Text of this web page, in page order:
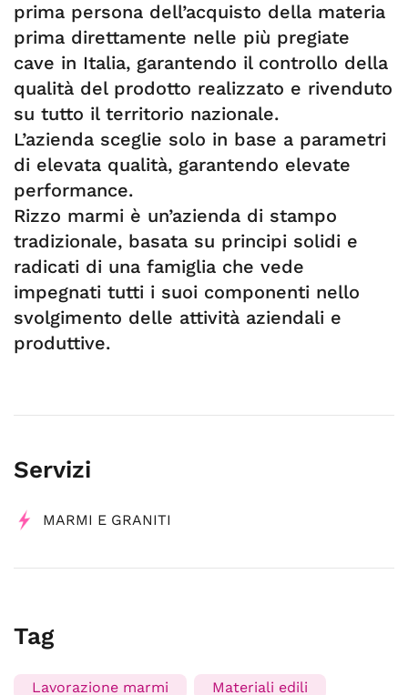
prima persona dell’acquisto della materia
prima direttamente nelle più pregiate
cave in Italia, garantendo il controllo della
qualità del prodotto realizzato e rivenduto
su tutto il territorio nazionale.
L’azienda sceglie solo in base a parametri
di elevata qualità, garantendo elevate
performance.
Rizzo marmi è un’azienda di stampo
tradizionale, basata su principi solidi e
radicati di una famiglia che vede
impegnati tutti i suoi componenti nello
svolgimento delle attività aziendali e
produttive.
Servizi
MARMI E GRANITI
Tag
Lavorazione marmi Materiali edili